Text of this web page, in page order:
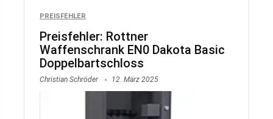
PREISFEHLER
Preisfehler: Rottner
Waffenschrank EN0 Dakota Basic
Doppelbartschloss
Christian Schröder 12. März 2025